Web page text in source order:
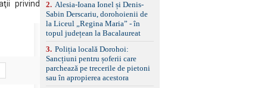
privind
schimbare bandă și
menținere bandă Faruri
bi-xenon adaptive cu
asistent fază lungă
automată , lumini de zi
LED, proiectoare ceață
LED, spălătoare faruri
2. Alesia-Ioana Ionel și Denis-
Sabin Derscariu, dorohoienii de
la Liceul „Regina Maria” - în
topul județean la Bacalaureat
3. Poliția locală Dorohoi:
Sancțiuni pentru șoferii care
parchează pe trecerile de pietoni
sau în apropierea acestora